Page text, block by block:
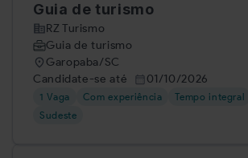
Guia de turismo
RZ Turismo
Guia de turismo
Garopaba/SC
Candidate-se até
01/10/2026
1 Vaga Com experiência Tempo integral
Sudeste